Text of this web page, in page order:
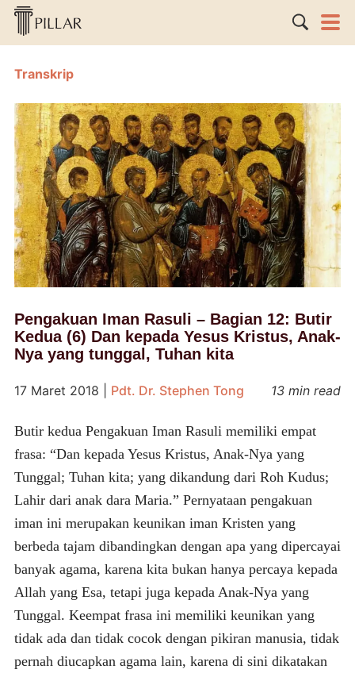
Transkrip
Pengakuan Iman Rasuli – Bagian 12: Butir
Kedua (6) Dan kepada Yesus Kristus, Anak-
Nya yang tunggal, Tuhan kita
17 Maret 2018 Pdt. Dr. Stephen Tong 13 min read
Butir kedua Pengakuan Iman Rasuli memiliki empat
frasa: “Dan kepada Yesus Kristus, Anak-Nya yang
Tunggal; Tuhan kita; yang dikandung dari Roh Kudus;
Lahir dari anak dara Maria.” Pernyataan pengakuan
iman ini merupakan keunikan iman Kristen yang
berbeda tajam dibandingkan dengan apa yang dipercayai
banyak agama, karena kita bukan hanya percaya kepada
Allah yang Esa, tetapi juga kepada Anak-Nya yang
Tunggal. Keempat frasa ini memiliki keunikan yang
tidak ada dan tidak cocok dengan pikiran manusia, tidak
pernah diucapkan agama lain, karena di sini dikatakan